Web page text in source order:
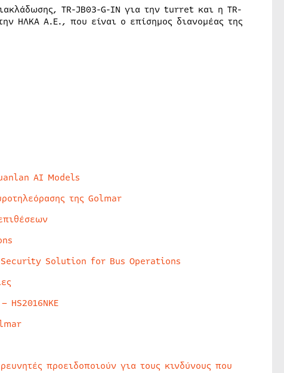
TR-JB03-G-IN για την turret και η TR-
ΗΛΚΑ Α.Ε., που είναι ο επίσημος διανομέας της
AI Models
της Golmar
Security Solution for Bus Operations
προειδοποιούν για τους κινδύνους που